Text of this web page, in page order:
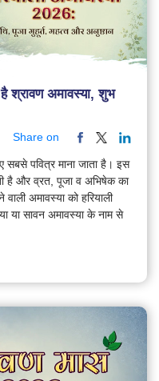
श्रावण अमावस्या, शुभ
Share on
सबसे पवित्र माना जाता है। इस
है और व्रत, पूजा व अभिषेक का
अमावस्या को हरियाली
या सावन अमावस्या के नाम से